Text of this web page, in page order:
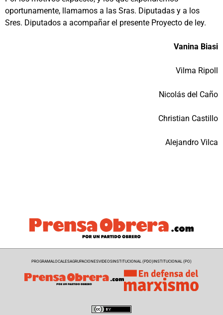
oportunamente, llamamos a las Sras. Diputadas y a los
Sres. Diputados a acompañar el presente Proyecto de ley.
Vanina Biasi
Vilma Ripoll
Nicolás del Caño
Christian Castillo
Alejandro Vilca
PROGRAMALOCALESAGRUPACIONESVIDEOSINSTITUCIONAL (PDO)INSTITUCIONAL (PO)